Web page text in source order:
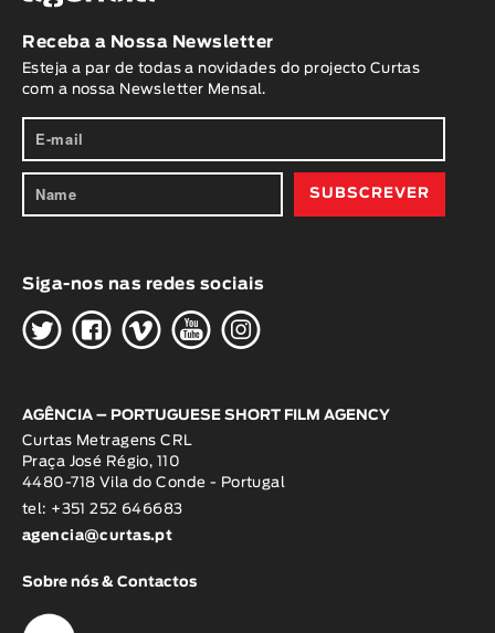
Receba a Nossa Newsletter
Esteja a par de todas a novidades do projecto Curtas
com a nossa Newsletter Mensal.
Siga-nos nas redes sociais
HGWOK
AGÊNCIA – PORTUGUESE SHORT FILM AGENCY
Curtas Metragens CRL
Praça José Régio, 110
4480-718 Vila do Conde - Portugal
tel: +351 252 646683
agencia@curtas.pt
Sobre nós & Contactos